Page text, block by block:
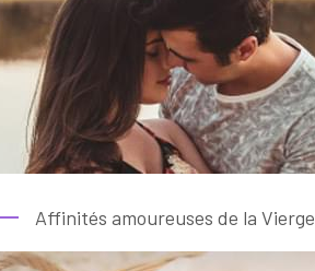
Affinités amoureuses de la Vierge